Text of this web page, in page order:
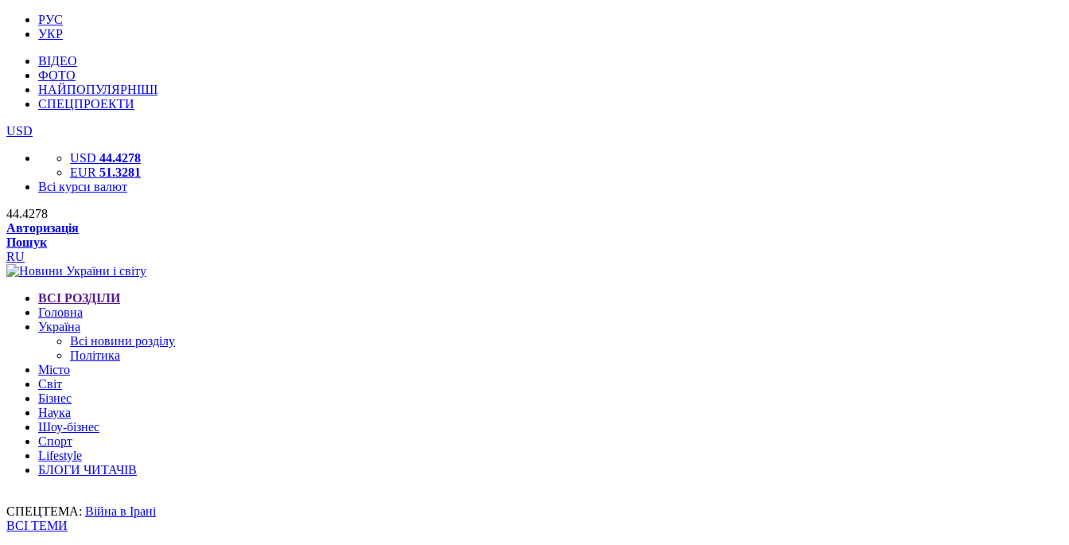
РУС
УКР
ВІДЕО
ФОТО
НАЙПОПУЛЯРНІШІ
СПЕЦПРОЕКТИ
USD
USD 44.4278
EUR 51.3281
Всі курси валют
44.4278
Авторизація
Пошук
RU
ВСІ РОЗДІЛИ
Головна
Україна
Всі новини розділу
Політика
Місто
Світ
Бізнес
Наука
Шоу-бізнес
Спорт
Lifestyle
БЛОГИ ЧИТАЧІВ
СПЕЦТЕМА: Війна в Ірані
ВСІ ТЕМИ